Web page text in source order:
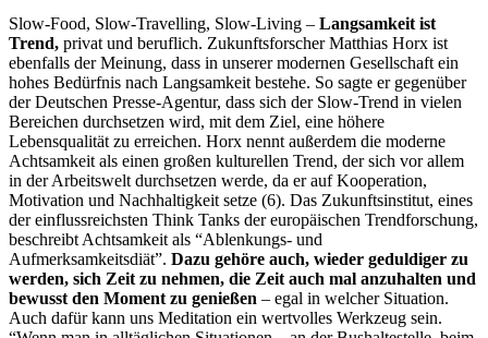
Slow-Food, Slow-Travelling, Slow-Living – Langsamkeit ist
Trend, privat und beruflich. Zukunftsforscher Matthias Horx ist
ebenfalls der Meinung, dass in unserer modernen Gesellschaft ein
hohes Bedürfnis nach Langsamkeit bestehe. So sagte er gegenüber
der Deutschen Presse-Agentur, dass sich der Slow-Trend in vielen
Bereichen durchsetzen wird, mit dem Ziel, eine höhere
Lebensqualität zu erreichen. Horx nennt außerdem die moderne
Achtsamkeit als einen großen kulturellen Trend, der sich vor allem
in der Arbeitswelt durchsetzen werde, da er auf Kooperation,
Motivation und Nachhaltigkeit setze (6). Das Zukunftsinstitut, eines
der einflussreichsten Think Tanks der europäischen Trendforschung,
beschreibt Achtsamkeit als “Ablenkungs- und
Aufmerksamkeitsdiät”. Dazu gehöre auch, wieder geduldiger zu
werden, sich Zeit zu nehmen, die Zeit auch mal anzuhalten und
bewusst den Moment zu genießen – egal in welcher Situation.
Auch dafür kann uns Meditation ein wertvolles Werkzeug sein.